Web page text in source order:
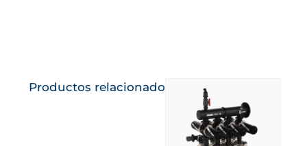
Productos relacionados